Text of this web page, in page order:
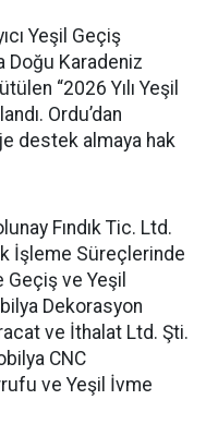
Yeşil Geçiş
Doğu Karadeniz
“2026 Yılı Yeşil
Ordu’dan
destek almaya hak
Fındık Tic. Ltd.
İşleme Süreçlerinde
ve Yeşil
Dekorasyon
ve İthalat Ltd. Şti.
CNC
ve Yeşil İvme